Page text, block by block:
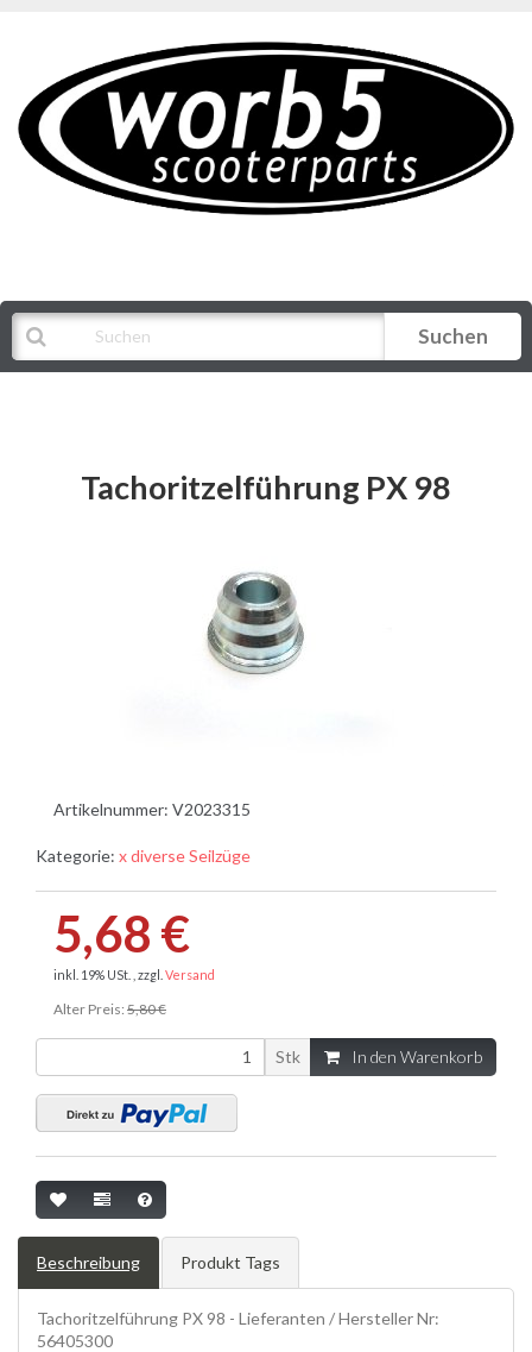
Suchen
Tachoritzelführung PX 98
Artikelnummer: V2023315
Kategorie: x diverse Seilzüge
5,68 €
inkl. 19% USt. , zzgl. Versand
Alter Preis: 5,80 €
Stk In den Warenkorb
Beschreibung Produkt Tags
Tachoritzelführung PX 98 - Lieferanten / Hersteller Nr:
56405300